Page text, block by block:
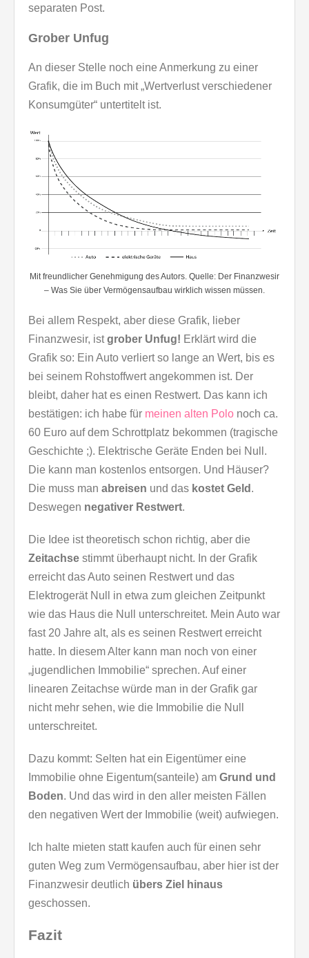
separaten Post.
Grober Unfug
An dieser Stelle noch eine Anmerkung zu einer
Grafik, die im Buch mit „Wertverlust verschiedener
Konsumgüter“ untertitelt ist.
Mit freundlicher Genehmigung des Autors. Quelle: Der Finanzwesir
– Was Sie über Vermögensaufbau wirklich wissen müssen.
Bei allem Respekt, aber diese Grafik, lieber
Finanzwesir, istgrober Unfug! Erklärt wird die
Grafik so: Ein Auto verliert so lange an Wert, bis es
bei seinem Rohstoffwert angekommen ist. Der
bleibt, daher hat es einen Restwert. Das kann ich
bestätigen: ich habe für meinen alten Polo noch ca.
60 Euro auf dem Schrottplatz bekommen (tragische
Geschichte ;). Elektrische Geräte Enden bei Null.
Die kann man kostenlos entsorgen. Und Häuser?
Die muss man abreisen und das kostet Geld .
Deswegen negativer Restwert.
Die Idee ist theoretisch schon richtig, aber die
Zeitachse stimmt überhaupt nicht. In der Grafik
erreicht das Auto seinen Restwert und das
Elektrogerät Null in etwa zum gleichen Zeitpunkt
wie das Haus die Null unterschreitet. Mein Auto war
fast 20 Jahre alt, als es seinen Restwert erreicht
hatte. In diesem Alter kann man noch von einer
„jugendlichen Immobilie“ sprechen. Auf einer
linearen Zeitachse würde man in der Grafik gar
nicht mehr sehen, wie die Immobilie die Null
unterschreitet.
Dazu kommt: Selten hat ein Eigentümer eine
Immobilie ohne Eigentum(santeile) am Grund und
Boden. Und das wird in den aller meisten Fällen
den negativen Wert der Immobilie (weit) aufwiegen.
Ich halte mieten statt kaufen auch für einen sehr
guten Weg zum Vermögensaufbau, aber hier ist der
Finanzwesir deutlich übers Ziel hinaus
geschossen.
Fazit